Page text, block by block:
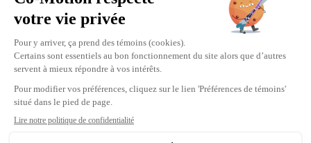
© 2026 Co-Motion. Tous droits réservés.
Écoresponsabilité
Politique d'achat
Politique de confidentialité
Modifier vos préférences de cookies